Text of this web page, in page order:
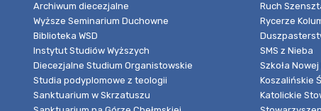
Archiwum diecezjalne
Wyższe Seminarium Duchowne
Biblioteka WSD
Instytut Studiów Wyższych
Diecezjalne Studium Organistowskie
Studia podyplomowe z teologii
Sanktuarium w Skrzatuszu
Ruch
Rycerze
SMS z Nieba
Szkoła
Koszalińskie
Katolickie